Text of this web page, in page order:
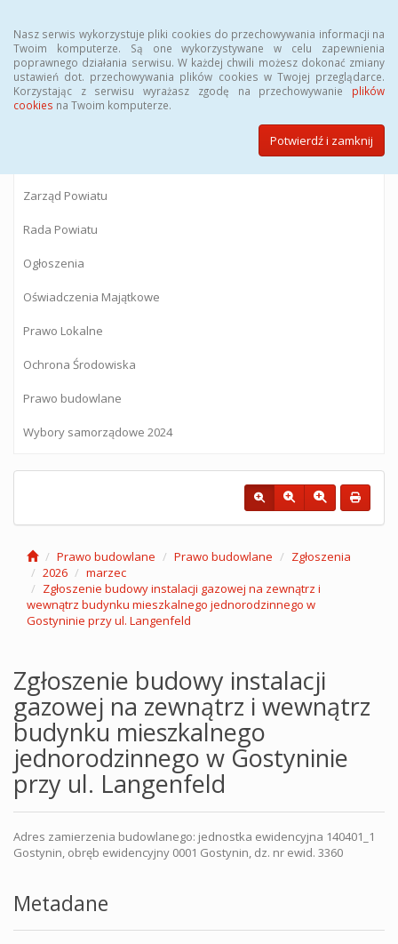
Nasz serwis wykorzystuje pliki cookies do przechowywania informacji na
Twoim komputerze. Są one wykorzystywane w celu zapewnienia
poprawnego działania serwisu. W każdej chwili możesz dokonać zmiany
ustawień dot. przechowywania plików cookies w Twojej przeglądarce.
Korzystając z serwisu wyrażasz zgodę na przechowywanie plików
cookies na Twoim komputerze.
Potwierdź i zamknij
BIULETYN INFORMACJI PUBLICZNEJ
Starostwa Powiatowego w Gostyninie
Zarząd Powiatu
Rada Powiatu
Ogłoszenia
Oświadczenia Majątkowe
Prawo Lokalne
Ochrona Środowiska
Prawo budowlane
Wybory samorządowe 2024
Prawo budowlane Prawo budowlane
Zgłoszenia
2026
marzec
Zgłoszenie budowy instalacji gazowej na zewnątrz i
wewnątrz budynku mieszkalnego jednorodzinnego w
Gostyninie przy ul. Langenfeld
Zgłoszenie budowy instalacji
gazowej na zewnątrz i wewnątrz
budynku mieszkalnego
jednorodzinnego w Gostyninie
przy ul. Langenfeld
Adres zamierzenia budowlanego: jednostka ewidencyjna 140401_1
Gostynin, obręb ewidencyjny 0001 Gostynin, dz. nr ewid. 3360
Metadane